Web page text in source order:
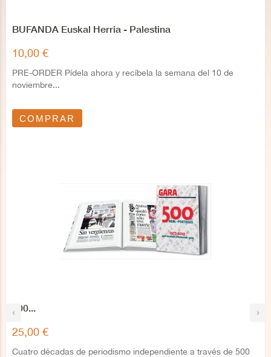
‹ ›
BUFANDA Euskal Herria - Palestina
10,00 €
PRE-ORDER Pídela ahora y recíbela la semana del 10 de
noviembre...
COMPRAR
500...
25,00 €
Cuatro décadas de periodismo independiente a través de 500